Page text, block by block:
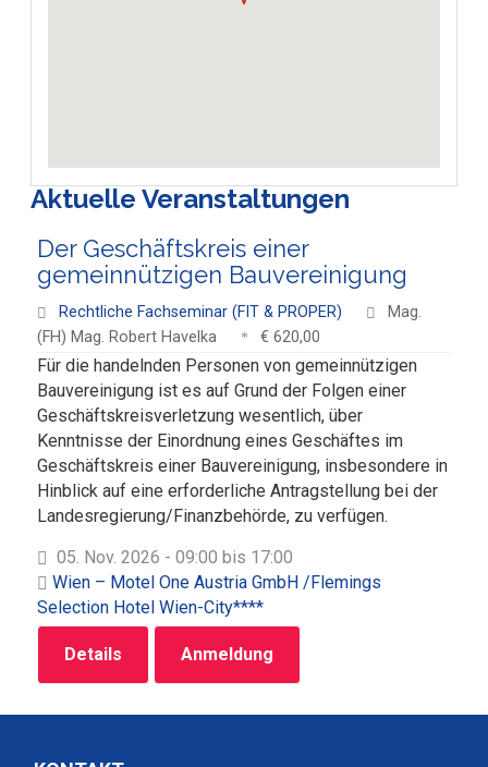
Aktuelle Veranstaltungen
Der Geschäftskreis einer
gemeinnützigen Bauvereinigung
Rechtliche Fachseminar (FIT & PROPER)
Mag.
(FH) Mag. Robert Havelka
€ 620,00
Für die handelnden Personen von gemeinnützigen
Bauvereinigung ist es auf Grund der Folgen einer
Geschäftskreisverletzung wesentlich, über
Kenntnisse der Einordnung eines Geschäftes im
Geschäftskreis einer Bauvereinigung, insbesondere in
Hinblick auf eine erforderliche Antragstellung bei der
Landesregierung/Finanzbehörde, zu verfügen.
05. Nov. 2026 - 09:00 bis 17:00
Wien – Motel One Austria GmbH /Flemings
Selection Hotel Wien-City****
Details Anmeldung